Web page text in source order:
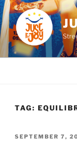
Skip
to
content
TAG:
POSTED
SEPTEMBER 7,